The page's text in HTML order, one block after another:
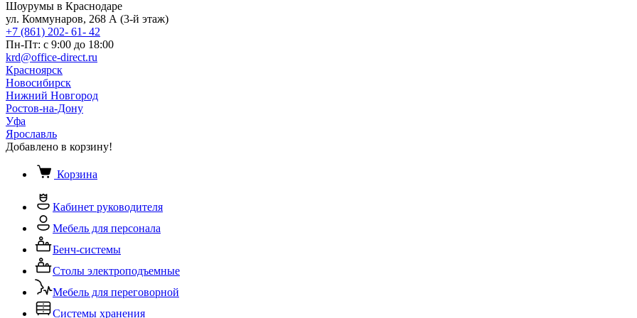
Шоурумы в Краснодаре
ул. Коммунаров, 268 А (3-й этаж)
+7 (861) 202- 61- 42
Пн-Пт: с 9:00 до 18:00
krd@office-direct.ru
Красноярск
Новосибирск
Нижний Новгород
Ростов-на-Дону
Уфа
Ярославль
Добавлено в корзину!
Корзина
Кабинет руководителя
Мебель для персонала
Бенч-системы
Столы электроподъемные
Мебель для переговорной
Системы хранения